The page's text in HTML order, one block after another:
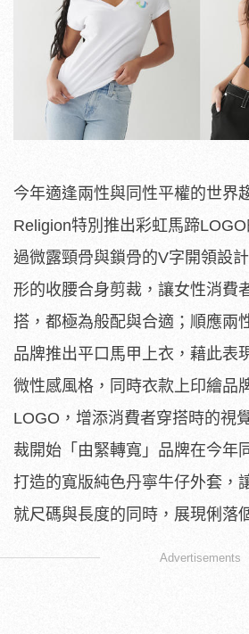
今年適逢兩性與同性平權的世界
Religion特別推出彩虹馬蹄
過微露頸骨與鎖骨的V字開領設
形的收腰合身剪裁，讓女性消費
搭，都極為般配與合適；順應兩
品牌推出平口馬甲上衣，藉此表
微性感風格，同時衣款上印繪品
LOGO，增添消費者穿搭時的視
裁開始「由緊轉寬」品牌在今年
打造的寬版純色丹寧牛仔外套，
就尺碼與長度的同時，展現俐落
Advertisements